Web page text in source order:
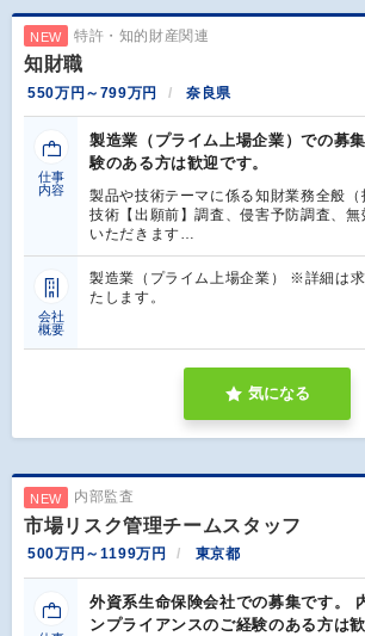
NEW 特許・知的財産関連
知財職
550万円～799万円 奈良県
仕事
内容
製造業（プライム上場企業）での募
験のある方は歓迎です。
製品や技術テーマに係る知財業務全般
技術【出願前】調査、侵害予防調査、
いただきます…
会社
概要
製造業（プライム上場企業） ※詳細は
たします。
気になる
NEW 内部監査
市場リスク管理チームスタッフ
500万円～1199万円 東京都
外資系生命保険会社での募集です。
ンプライアンスのご経験のある方は歓